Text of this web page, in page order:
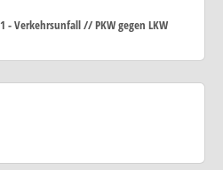
- Verkehrsunfall // PKW gegen LKW